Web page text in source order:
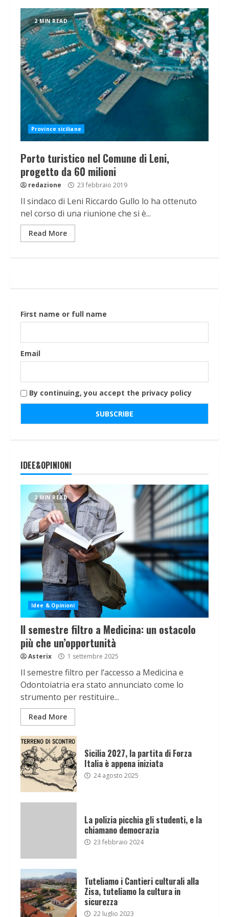
2 MIN READ
Province siciliane
Porto turistico nel Comune di Leni,
progetto da 60 milioni
redazione 23 febbraio 2019
Il sindaco di Leni Riccardo Gullo lo ha ottenuto
nel corso di una riunione che si è...
Read More
First name or full name
Email
By continuing, you accept the privacy policy
IDEE&OPINIONI
2 MIN READ
Idee & Opinioni
Il semestre filtro a Medicina: un ostacolo
più che un’opportunità
Asterix 1 settembre 2025
Il semestre filtro per l’accesso a Medicina e
Odontoiatria era stato annunciato come lo
strumento per restituire...
Read More
Sicilia 2027, la partita di Forza
Italia è appena iniziata
24 agosto 2025
La polizia picchia gli studenti, e la
chiamano democrazia
23 febbraio 2024
Tuteliamo i Cantieri culturali alla
Zisa, tuteliamo la cultura in
sicurezza
22 luglio 2023